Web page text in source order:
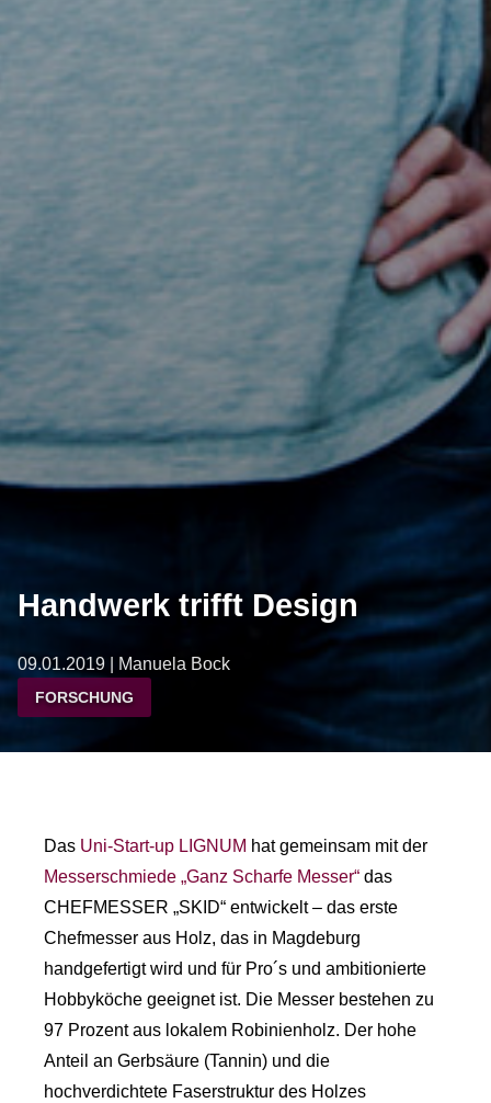
Handwerk trifft Design
09.01.2019 | Manuela Bock
FORSCHUNG
Das Uni-Start-up LIGNUM hat gemeinsam mit der
Messerschmiede „Ganz Scharfe Messer“ das
CHEFMESSER „SKID“ entwickelt – das erste
Chefmesser aus Holz, das in Magdeburg
handgefertigt wird und für Pro´s und ambitionierte
Hobbyköche geeignet ist. Die Messer bestehen zu
97 Prozent aus lokalem Robinienholz. Der hohe
Anteil an Gerbsäure (Tannin) und die
hochverdichtete Faserstruktur des Holzes